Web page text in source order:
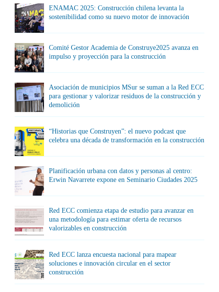
ENAMAC 2025: Construcción chilena levanta la
sostenibilidad como su nuevo motor de innovación
Comité Gestor Academia de Construye2025 avanza en
impulso y proyección para la construcción
Asociación de municipios MSur se suman a la Red ECC
para gestionar y valorizar residuos de la construcción y
demolición
“Historias que Construyen”: el nuevo podcast que
celebra una década de transformación en la construcción
Planificación urbana con datos y personas al centro:
Erwin Navarrete expone en Seminario Ciudades 2025
Red ECC comienza etapa de estudio para avanzar en
una metodología para estimar oferta de recursos
valorizables en construcción
Red ECC lanza encuesta nacional para mapear
soluciones e innovación circular en el sector
construcción